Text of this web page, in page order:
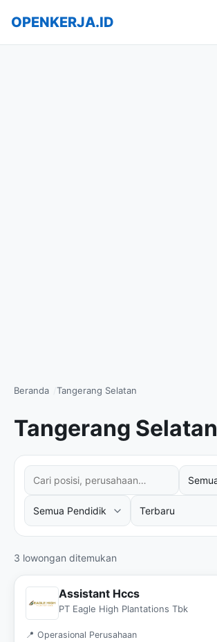
OPENKERJA.ID
Beranda Tangerang Selatan
Tangerang Selatan
Cari posisi atau perusahaan
Filter status kerja
Filter tingkat pendidikan
Urutkan hasil
3 lowongan ditemukan
Assistant Hccs
PT Eagle High Plantations Tbk
📍 Operasional Perusahaan